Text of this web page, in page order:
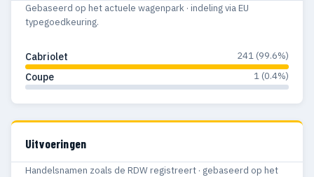
Gebaseerd op het actuele wagenpark · indeling via EU
typegoedkeuring.
Cabriolet 241 (99.6%)
Coupe 1 (0.4%)
Uitvoeringen
Handelsnamen zoals de RDW registreert · gebaseerd op het